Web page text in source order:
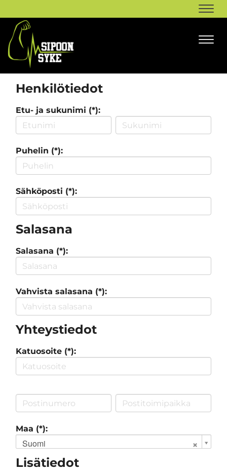
Henkilötiedot
Etu- ja sukunimi (*):
Puhelin (*):
Sähköposti (*):
Salasana
Salasana (*):
Vahvista salasana (*):
Yhteystiedot
Katuosoite (*):
Maa (*):
Suomi
Lisätiedot